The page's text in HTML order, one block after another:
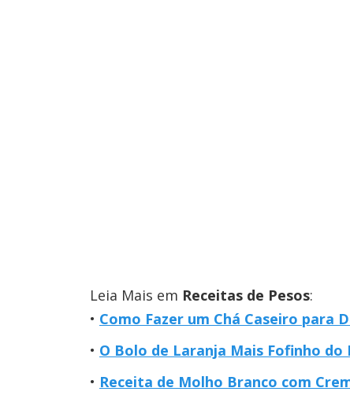
Leia Mais em Receitas de Pesos:
Como Fazer um Chá Caseiro
O Bolo de Laranja Mais Fofinho do
Receita de Molho Branco com